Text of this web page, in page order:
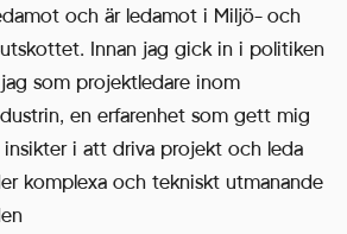
och är ledamot i Miljö- och
Innan jag gick in i politiken
som projektledare inom
en erfarenhet som gett mig
insikter i att driva projekt och leda
komplexa och tekniskt utmanande